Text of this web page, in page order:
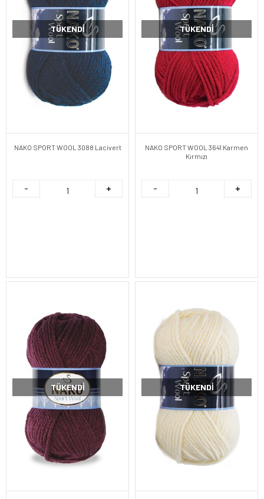
TÜKENDI
NAKO SPORT WOOL 3088 Lacivert
TÜKENDI
NAKO SPORT WOOL 3641 Karmen
Kırmızı
TÜKENDI TÜKENDI